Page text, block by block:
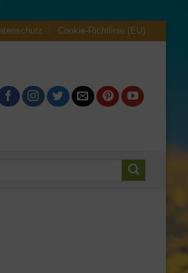
Cookie-Richtlinie (EU)